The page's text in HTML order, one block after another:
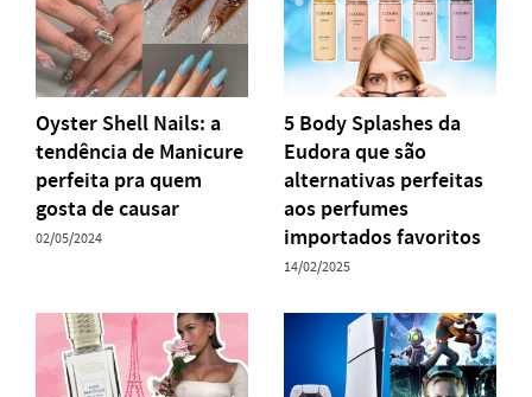
Oyster Shell Nails: a
tendência de Manicure
perfeita pra quem
gosta de causar
02/05/2024
5 Body Splashes da
Eudora que são
alternativas perfeitas
aos perfumes
importados favoritos
14/02/2025